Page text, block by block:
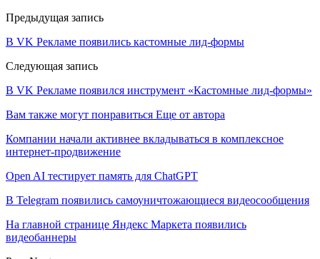
Предыдущая запись
В VK Рекламе появились кастомные лид-формы
Следующая запись
В VK Рекламе появился инструмент «Кастомные лид-формы»
Вам также могут понравиться Еще от автора
Компании начали активнее вкладываться в комплексное
интернет-продвижение
Open AI тестирует память для ChatGPT
В Telegram появились самоуничтожающиеся видеосообщения
На главной странице Яндекс Маркета появились
видеобаннеры